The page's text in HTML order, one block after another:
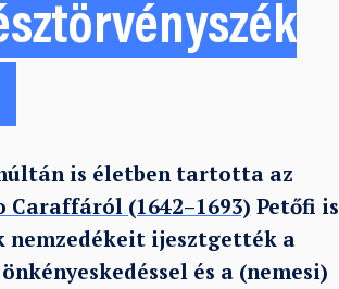
is életben tartotta az
Caraffáról (1642–1693) Petőfi is
nemzedékeit ijesztgették a
és a (nemesi)